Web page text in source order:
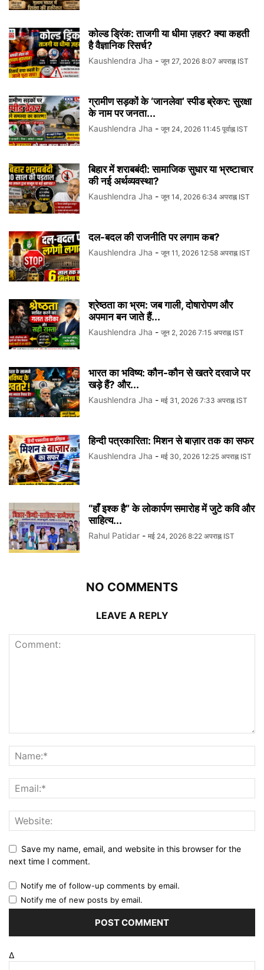
कोल्ड ड्रिंक: ताजगी या धीमा ज़हर? क्या कहती
है वैज्ञानिक रिसर्च?
Kaushlendra Jha - जून 27, 2026 8:07 अपराह्न IST
ग्रामीण सड़कों के ‘जानलेवा’ स्पीड ब्रेकर: सुरक्षा
के नाम पर जनता...
Kaushlendra Jha - जून 24, 2026 11:45 पूर्वाह्न IST
बिहार में शराबबंदी: सामाजिक सुधार या भ्रष्टाचार
की नई अर्थव्यवस्था?
Kaushlendra Jha - जून 14, 2026 6:34 अपराह्न IST
दल-बदल की राजनीति पर लगाम कब?
Kaushlendra Jha - जून 11, 2026 12:58 अपराह्न IST
श्रेष्ठता का भ्रम: जब गाली, दोषारोपण और
अपमान बन जाते हैं...
Kaushlendra Jha - जून 2, 2026 7:15 अपराह्न IST
भारत का भविष्य: कौन-कौन से खतरे दरवाजे पर
खड़े हैं? और...
Kaushlendra Jha - मई 31, 2026 7:33 अपराह्न IST
हिन्दी पत्रकारिता: मिशन से बाज़ार तक का सफर
Kaushlendra Jha - मई 30, 2026 12:25 अपराह्न IST
“हाँ इश्क है” के लोकार्पण समारोह में जुटे कवि और
साहित्य...
Rahul Patidar - मई 24, 2026 8:22 अपराह्न IST
NO COMMENTS
LEAVE A REPLY
Save my name, email, and website in this browser for the
next time I comment.
Notify me of follow-up comments by email.
Notify me of new posts by email.
Δ